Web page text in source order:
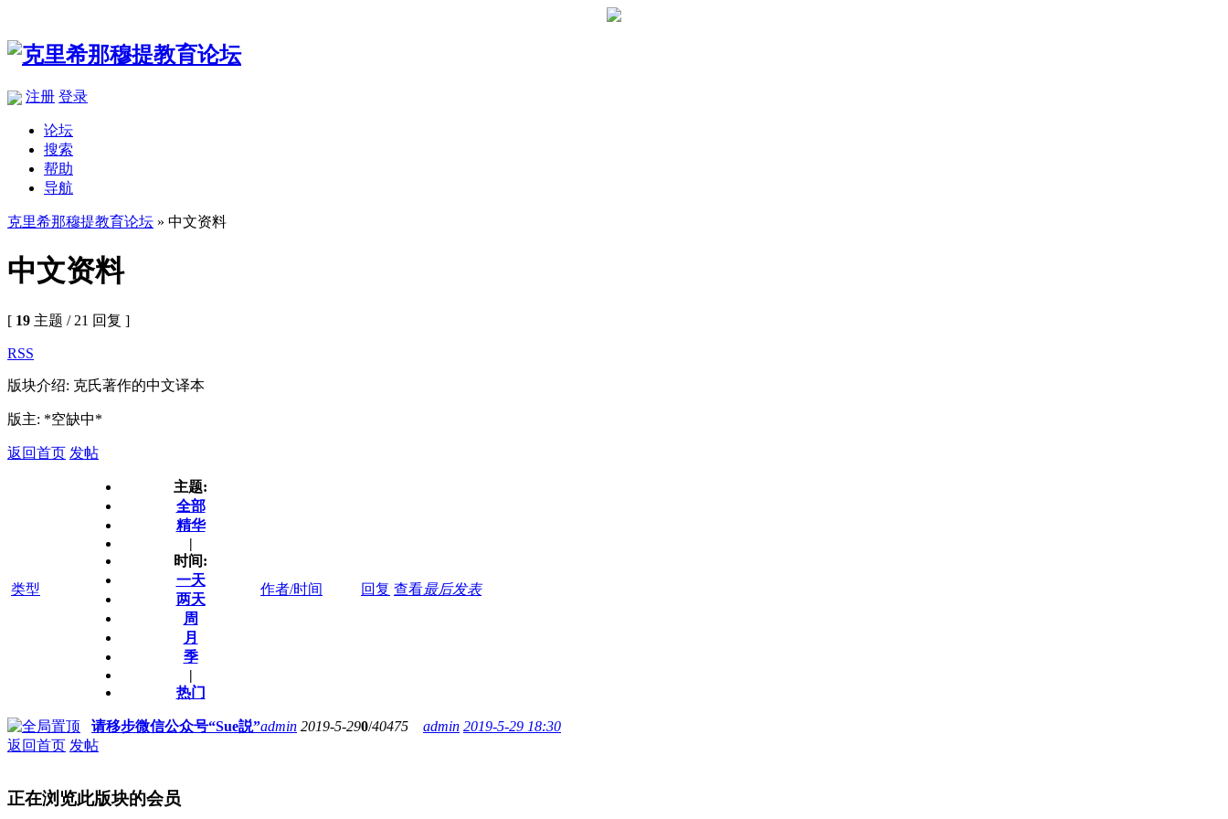
注册 登录
论坛
搜索
帮助
导航
克里希那穆提教育论坛 » 中文资料
中文资料
[ 19 主题 / 21 回复 ]
RSS
版块介绍: 克氏著作的中文译本
版主: *空缺中*
返回首页 发帖
类型
主题:
全部
精华
|
时间:
一天
两天
周
月
季
|
热门
作者/时间 回复 查看最后发表
请移步微信公众号“Sue説”admin 2019-5-290/40475 admin 2019-5-29 18:30
返回首页 发帖
正在浏览此版块的会员